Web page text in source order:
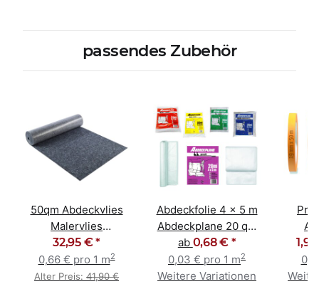
passendes Zubehör
50qm Abdeckvlies
Malervlies
Schutzvlies 1m x
50m Rolle
32,95 €*
0,66 € pro 1 m2
Alter Preis: 41,90 €
Abdeckfolie 4 x 5 m
Abdeckplane 20 qm
Malerfolie 5 - 40 my
ab 0,68 € *
0,03 € pro 1 m2
Weitere Variationen